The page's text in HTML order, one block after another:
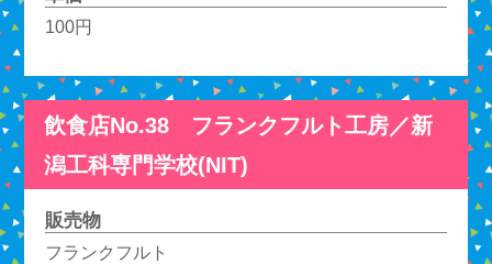
100円
飲食店No.38 フランクフルト工房／新
潟工科専門学校(NIT)
販売物
フランクフルト